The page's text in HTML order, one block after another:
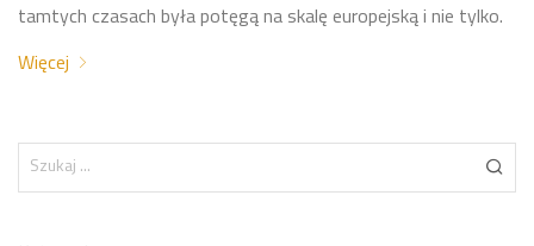
tamtych czasach była potęgą na skalę europejską i nie tylko.
Więcej